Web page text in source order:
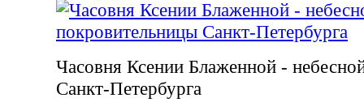
Часовня Ксении Блаженной -
Санкт-Петербурга